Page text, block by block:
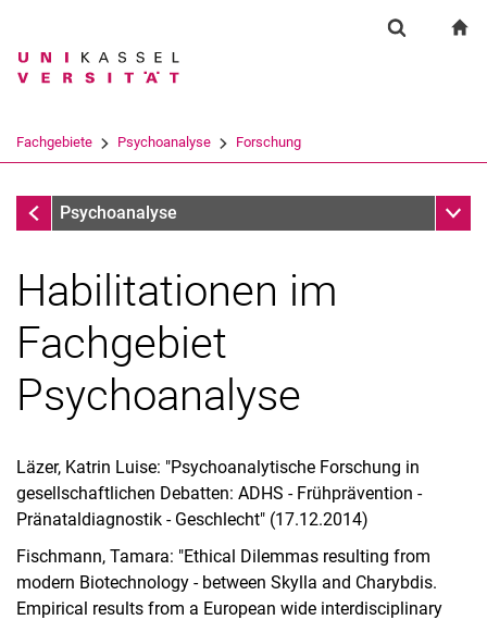
Springe direkt zu: Inhalt
Springe direkt zu: Suche
Springe direkt zu:
Suchbegriff
Suchen (öffnet externen Link in einem
Fachgebiete Psychoanalyse Forschung
Forschung
Psychoanalyse
Habilitationen im
Fachgebiet
Psychoanalyse
Läzer, Katrin Luise: "Psychoanalytische Forschung in
gesellschaftlichen Debatten: ADHS - Frühprävention -
Pränataldiagnostik - Geschlecht" (17.12.2014)
Fischmann, Tamara: "Ethical Dilemmas resulting from
modern Biotechnology - between Skylla and Charybdis.
Empirical results from a European wide interdisciplinary